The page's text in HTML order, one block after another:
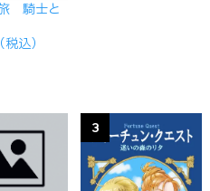
騎士と
込）
3